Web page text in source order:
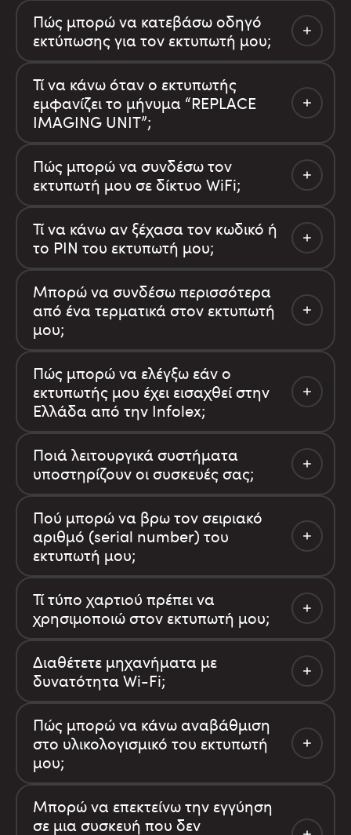
Πώς μπορώ να κατεβάσω οδηγό
εκτύπωσης για τον εκτυπωτή μου;
Τί να κάνω όταν ο εκτυπωτής
εμφανίζει το μήνυμα “REPLACE
IMAGING UNIT”;
Πώς μπορώ να συνδέσω τον
εκτυπωτή μου σε δίκτυο WiFi;
Τί να κάνω αν ξέχασα τον κωδικό ή
το PIN του εκτυπωτή μου;
Μπορώ να συνδέσω περισσότερα
από ένα τερματικά στον εκτυπωτή
μου;
Πώς μπορώ να ελέγξω εάν ο
εκτυπωτής μου έχει εισαχθεί στην
Ελλάδα από την Infolex;
Ποιά λειτουργικά συστήματα
υποστηρίζουν οι συσκευές σας;
Πού μπορώ να βρω τον σειριακό
αριθμό (serial number) του
εκτυπωτή μου;
Τί τύπο χαρτιού πρέπει να
χρησιμοποιώ στον εκτυπωτή μου;
Διαθέτετε μηχανήματα με
δυνατότητα Wi-Fi;
Πώς μπορώ να κάνω αναβάθμιση
στο υλικολογισμικό του εκτυπωτή
μου;
Μπορώ να επεκτείνω την εγγύηση
σε μια συσκευή που δεν